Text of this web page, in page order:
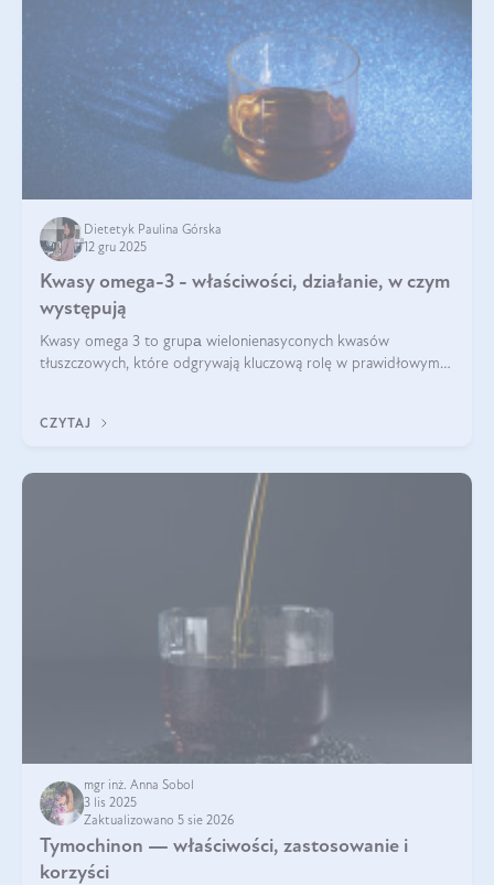
Dietetyk Paulina Górska
12 gru 2025
Kwasy omega-3 - właściwości, działanie, w czym
występują
Kwasy omega 3 to grupа wielonienasyconych kwasów
tłuszczowych, które odgrywają kluczową rolę w prawidłowym
CZYTAJ
mgr inż. Anna Sobol
3 lis 2025
Zaktualizowano 5 sie 2026
Tymochinon — właściwości, zastosowanie i
korzyści